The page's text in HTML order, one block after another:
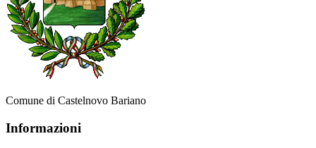
Comune di Castelnovo Bariano
Informazioni